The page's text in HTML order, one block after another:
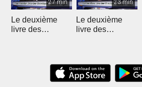
27 min
Le deuxième
livre des
23 min
Le deuxième
livre des